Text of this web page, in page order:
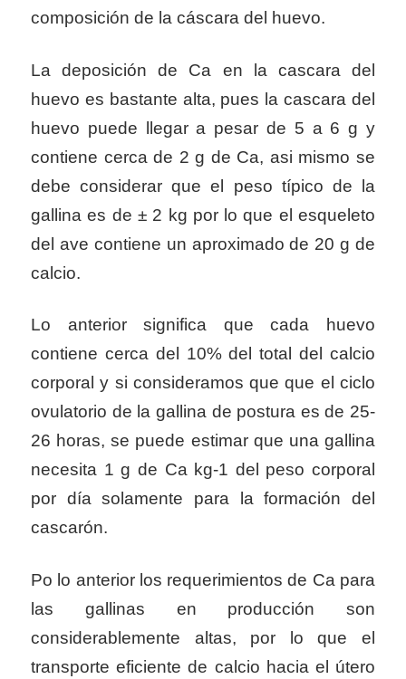
composición de la cáscara del huevo.
La deposición de Ca en la cascara del
huevo es bastante alta, pues la cascara del
huevo puede llegar a pesar de 5 a 6 g y
contiene cerca de 2 g de Ca, asi mismo se
debe considerar que el peso típico de la
gallina es de ± 2 kg por lo que el esqueleto
del ave contiene un aproximado de 20 g de
calcio.
Lo anterior significa que cada huevo
contiene cerca del 10% del total del calcio
corporal y si consideramos que que el ciclo
ovulatorio de la gallina de postura es de 25-
26 horas, se puede estimar que una gallina
necesita 1 g de Ca kg-1 del peso corporal
por día solamente para la formación del
cascarón.
Po lo anterior los requerimientos de Ca para
las gallinas en producción son
considerablemente altas, por lo que el
transporte eficiente de calcio hacia el útero